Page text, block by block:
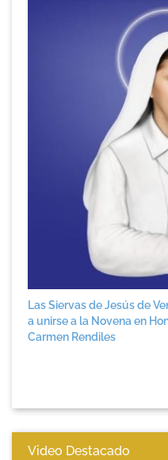
Las Siervas de Jesús de
a unirse a la Novena en
Carmen Rendiles
Video Destacado